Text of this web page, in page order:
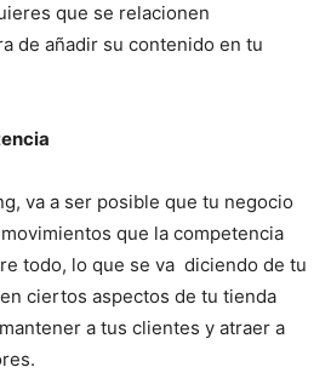
que se relacionen
de añadir su contenido en tu
va a ser posible que tu negocio
que la competencia
todo, lo que se va diciendo de tu
ciertos aspectos de tu tienda
a tus clientes y atraer a